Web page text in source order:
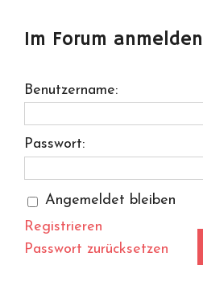
Im Forum anmelden
Benutzername:
Passwort:
Angemeldet bleiben
Registrieren
Passwort zurücksetzen